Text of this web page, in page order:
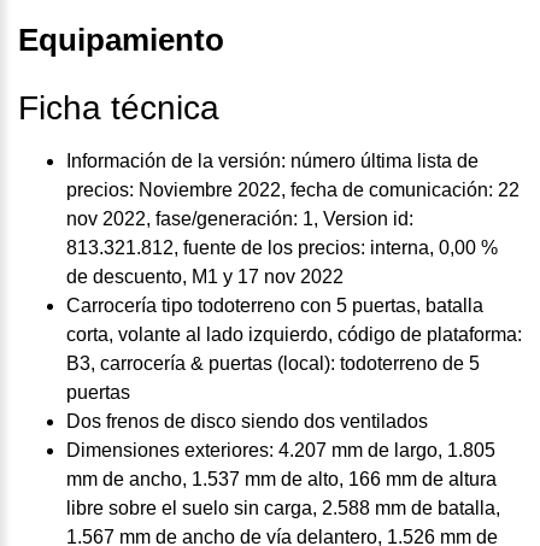
Equipamiento
Ficha técnica
Información de la versión: número última lista de
precios: Noviembre 2022, fecha de comunicación: 22
nov 2022, fase/generación: 1, Version id:
813.321.812, fuente de los precios: interna, 0,00 %
de descuento, M1 y 17 nov 2022
Carrocería tipo todoterreno con 5 puertas, batalla
corta, volante al lado izquierdo, código de plataforma:
B3, carrocería & puertas (local): todoterreno de 5
puertas
Dos frenos de disco siendo dos ventilados
Dimensiones exteriores: 4.207 mm de largo, 1.805
mm de ancho, 1.537 mm de alto, 166 mm de altura
libre sobre el suelo sin carga, 2.588 mm de batalla,
1.567 mm de ancho de vía delantero, 1.526 mm de